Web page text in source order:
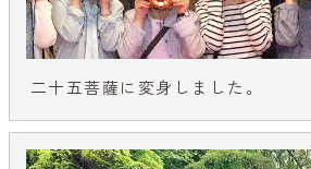
二十五菩薩に変身しました。